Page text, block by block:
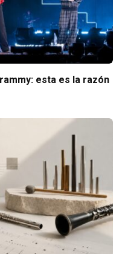
esta es la razón